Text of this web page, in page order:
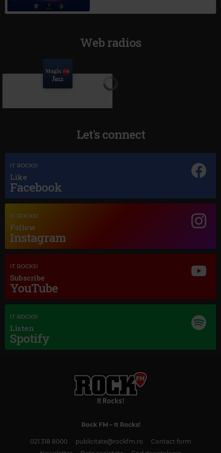
Web radios
Magic Jazz
Let's connect
IT ROCKS!
Like
Facebook
IT ROCKS!
Follow
Instagram
IT ROCKS!
Subscribe
YouTube
IT ROCKS!
Listen
Spotify
Rock FM– It Rocks!
021 318 8000 publicitate@rockfm.ro
Contact form